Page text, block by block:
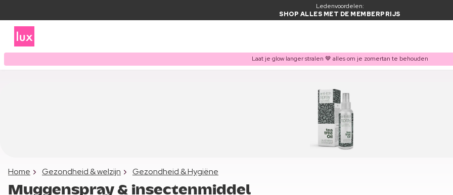
Ledenvoordelen:
SHOP ALLES MET DE MEMBERPRIJS
Laat je glow langer stralen 🤎 alles om je zomertan te behouden
Home Gezondheid & welzijn Gezondheid & Hygiëne
Muggenspray & insectenmiddel